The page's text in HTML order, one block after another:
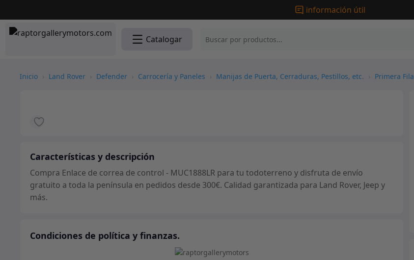
información útil
Catalogar
Inicio › Land Rover › Defender › Carrocería y Paneles › Manijas de Puerta, Cerraduras, Pestillos, etc. › Primera Fila
Características y descripción
Compra Enlace de correa de control - MUC1888LR para tu todoterreno y disfruta de envío
gratuito a toda la península en pedidos desde 300€. Calidad garantizada para Land Rover, Jeep y
más.
Condiciones de política y finanzas.